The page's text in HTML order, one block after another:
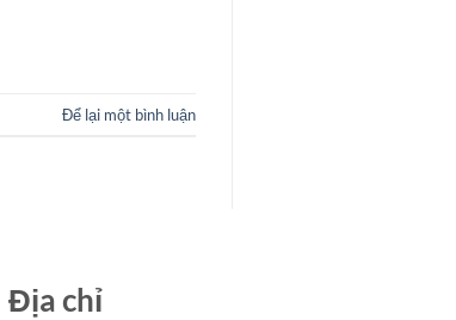
Để lại một bình luận
Địa chỉ